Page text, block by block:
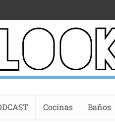
Cocinas Baños